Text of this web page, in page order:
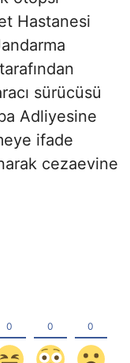
Hastanesi
sürücüsü
Adliyesine
ifade
cezaevine